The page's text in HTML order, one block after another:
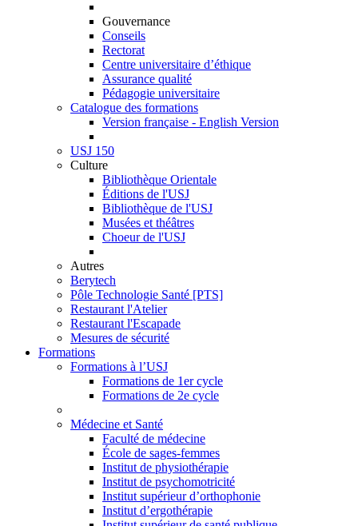
Gouvernance
Conseils
Rectorat
Centre universitaire d’éthique
Assurance qualité
Pédagogie universitaire
Catalogue des formations
Version française - English Version
USJ 150
Culture
Bibliothèque Orientale
Éditions de l'USJ
Bibliothèque de l'USJ
Musées et théâtres
Choeur de l'USJ
Autres
Berytech
Pôle Technologie Santé [PTS]
Restaurant l'Atelier
Restaurant l'Escapade
Mesures de sécurité
Formations
Formations à l’USJ
Formations de 1er cycle
Formations de 2e cycle
Médecine et Santé
Faculté de médecine
École de sages-femmes
Institut de physiothérapie
Institut de psychomotricité
Institut supérieur d’orthophonie
Institut d’ergothérapie